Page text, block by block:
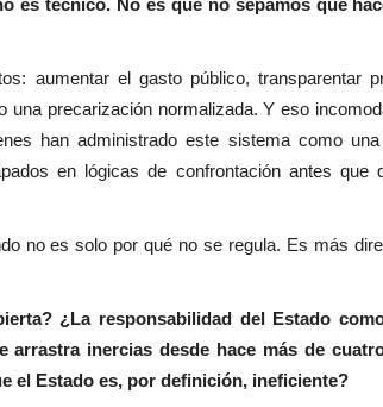
aumentar el gasto público, transparentar
una precarización normalizada. Y eso
han administrado este sistema como
en lógicas de confrontación antes que
no es solo por qué no se regula. Es más
¿La responsabilidad del Estado
arrastra inercias desde hace más de
el Estado es, por definición, ineficiente?